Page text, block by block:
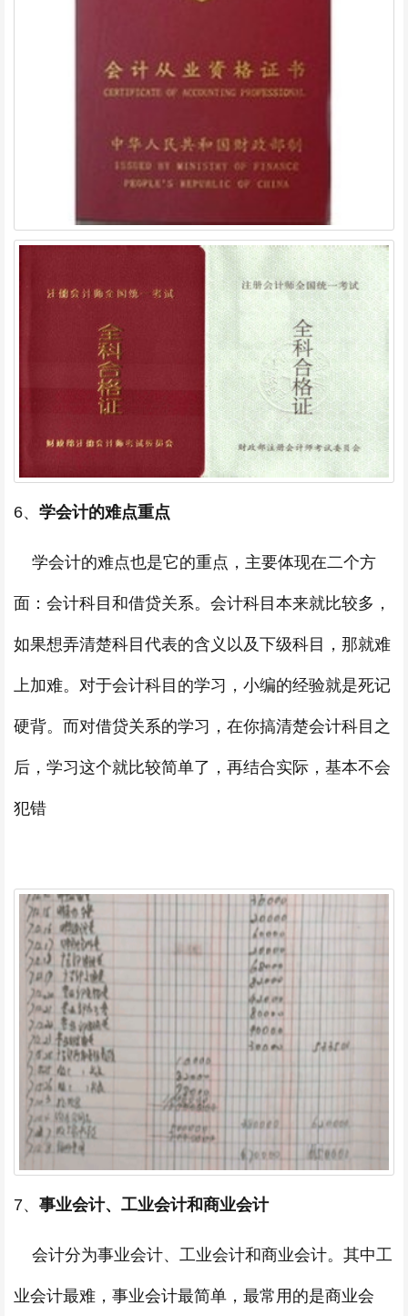
6、 学会计的难点重点
学会计的难点也是它的重点，主要体现在二个方
面：会计科目和借贷关系。会计科目本来就比较多，
如果想弄清楚科目代表的含义以及下级科目，那就难
上加难。对于会计科目的学习，小编的经验就是死记
硬背。而对借贷关系的学习，在你搞清楚会计科目之
后，学习这个就比较简单了，再结合实际，基本不会
犯错
7、 事业会计、工业会计和商业会计
会计分为事业会计、工业会计和商业会计。其中工
业会计最难，事业会计最简单，最常用的是商业会